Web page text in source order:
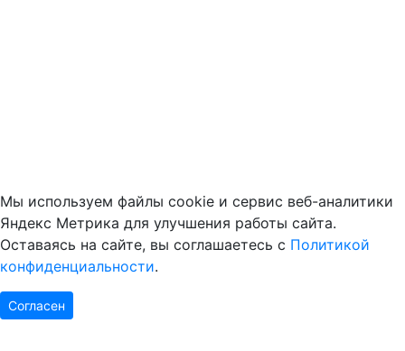
Мы используем файлы cookie и сервис веб-аналитики
Яндекс Метрика для улучшения работы сайта.
Оставаясь на сайте, вы соглашаетесь с Политикой
конфиденциальности.
Согласен